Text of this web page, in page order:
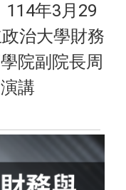
114年3月29
治大學財務
院副院長周
講